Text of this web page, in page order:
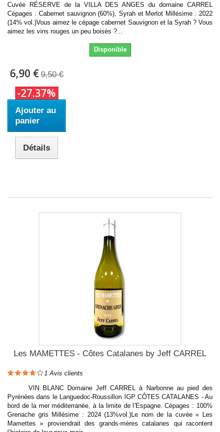
Cuvée RÉSERVE de la VILLA DES ANGES du domaine CARREL
Cépages : Cabernet sauvignon (60%), Syrah et Merlot Millésime : 2022
(14% vol.)Vous aimez le cépage cabernet Sauvignon et la Syrah ? Vous
aimez les vins rouges un peu boisés ?...
Disponible
6,90 € 9,50 €
-27.37%
Ajouter au
panier
Détails
Les MAMETTES - Côtes Catalanes by Jeff CARREL
1 Avis clients
VIN BLANC Domaine Jeff CARREL à Narbonne au pied des
Pyrénées dans le Languedoc-Roussillon IGP CÔTES CATALANES - Au
bord de la mer méditerranée, à la limite de l'Espagne. Cépages : 100%
Grenache gris Millésime : 2024 (13%vol.)Le nom de la cuvée « Les
Mamettes » proviendrait des grands-mères catalanes qui racontent